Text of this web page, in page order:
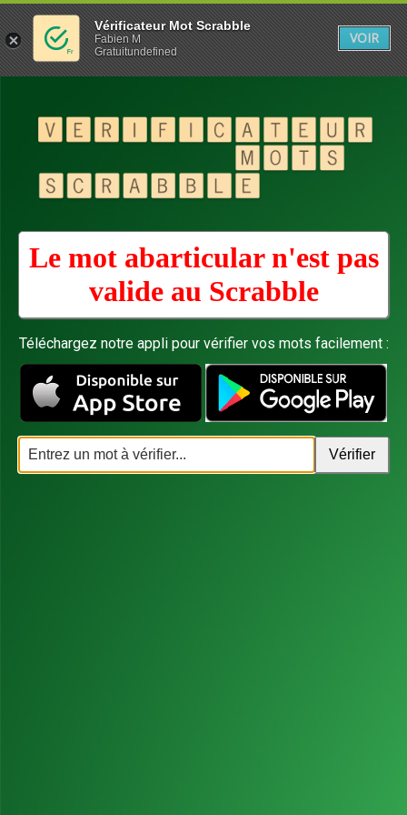
Le mot abarticular n'est pas
valide au Scrabble
Téléchargez notre appli pour vérifier vos mots facilement :
Vérificateur Mot Scrabble
Fabien M
Gratuitundefined
VOIR